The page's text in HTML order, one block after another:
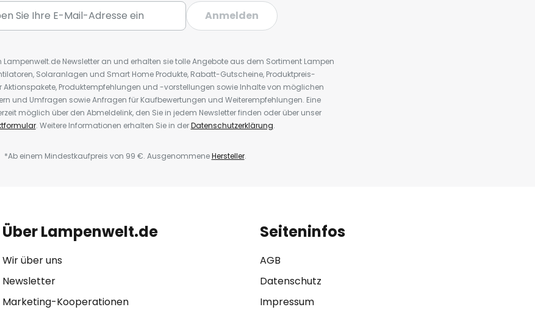
Anmelden
Lampenwelt.de Newsletter an und erhalten sie tolle Angebote aus dem Sortiment Lampen
Solaranlagen und Smart Home Produkte, Rabatt-Gutscheine, Produktpreis-
Aktionspakete, Produktempfehlungen und -vorstellungen sowie Inhalte von möglichen
und Umfragen sowie Anfragen für Kaufbewertungen und Weiterempfehlungen. Eine
möglich über den Abmeldelink, den Sie in jedem Newsletter finden oder über unser
. Weitere Informationen erhalten Sie in derDatenschutzerklärung.
*Ab einem Mindestkaufpreis von 99 €. AusgenommeneHersteller.
Über Lampenwelt.de
Wir über uns
Newsletter
Marketing-Kooperationen
Seiteninfos
AGB
Datenschutz
Impressum